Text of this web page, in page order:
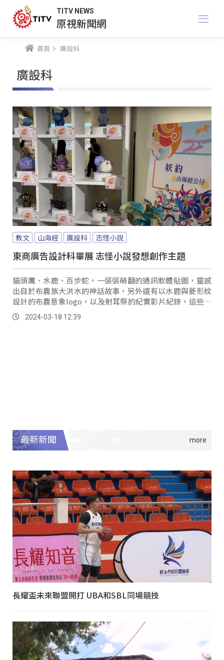
TITV NEWS
原視新聞網
首頁 廣設科
廣設科
教文 山海經 廣設科 志怪小說
東商廣告設計科畢展 志怪小說發想創作主題
貓頭鷹、水鹿、百步蛇，一張張萌翻的通訊軟體貼圖，靈感
出自於布農族大洪水的神話故事，另外還有以水鹿與菱形紋
設計的布農意象logo，以及射耳祭的紀實影片紀錄，這些以
文化元素所設計與拍攝的圖像跟影像，統統出自台東高商三
年級學生之手。
2024-03-18 12:39
最新新聞
長耀盃未來聯盟開打 UBA和SBL同場競技